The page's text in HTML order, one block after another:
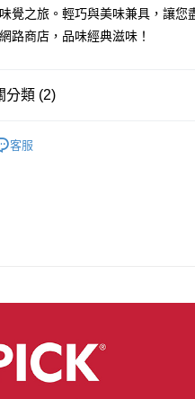
，滿NT$2,000(含以上)免運費
覺之旅。輕巧與美味兼具，讓您
路商店，品味經典滋味！
分類 (2)
客服